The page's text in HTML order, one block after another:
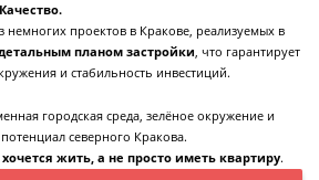
немногих проектов в Кракове, реализуемых в
планом застройки , что гарантирует
и стабильность инвестиций.
городская среда, зелёное окружение и
северного Кракова.
хочется жить, а не просто иметь квартиру.